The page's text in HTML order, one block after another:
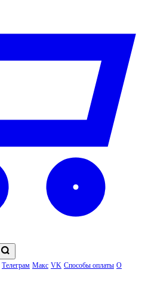
Телеграм Макс VK Способы оплаты О